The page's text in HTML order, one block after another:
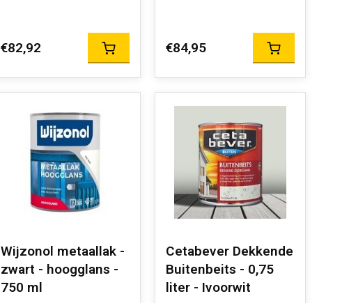
€82,92 €84,95
Wijzonol metaallak -
zwart - hoogglans -
750 ml
Cetabever Dekkende
Buitenbeits - 0,75
liter - Ivoorwit